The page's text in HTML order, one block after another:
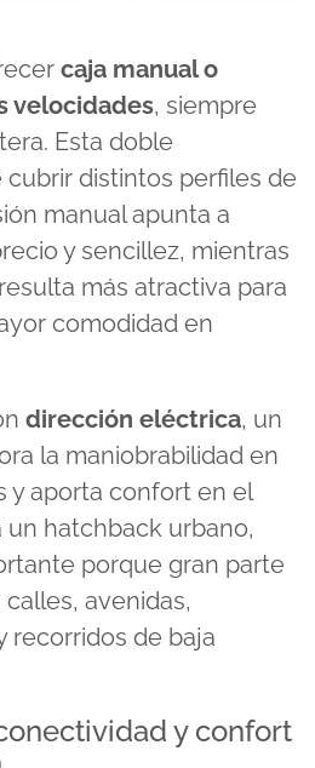
caja manual o
velocidades, siempre
Esta doble
distintos perfiles de
manual apunta a
y sencillez, mientras
más atractiva para
comodidad en
dirección eléctrica, un
la maniobrabilidad en
y aporta confort en el
un hatchback urbano,
porque gran parte
avenidas,
recorridos de baja
y confort